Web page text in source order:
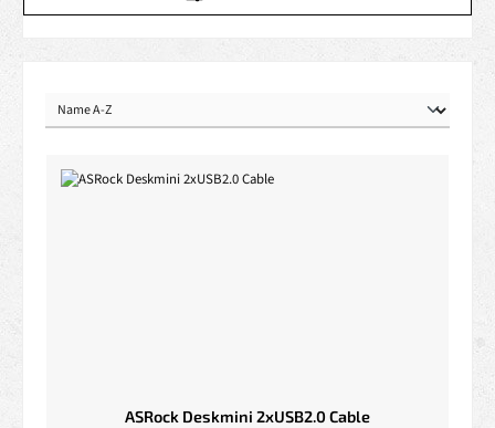
ASRock Deskmini 2xUSB2.0 Cable